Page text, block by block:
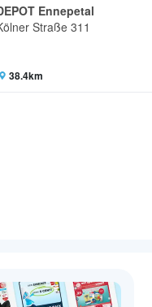
Ennepetal
Straße 311
38.4km